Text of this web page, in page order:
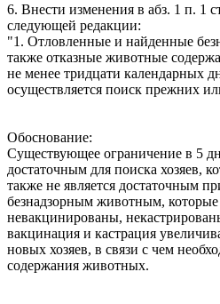
6. Внести изменения в абз. 1 п. 1
следующей редакции:
"1. Отловленные и найденные
также отказные животные
не менее тридцати календарных
осуществляется поиск прежних
Обоснование:
Существующее ограничение в 5
достаточным для поиска хозяев,
также не является достаточным
безнадзорным животным, которые
невакцинированы,
вакцинация и кастрация
новых хозяев, в связи с чем
содержания животных.